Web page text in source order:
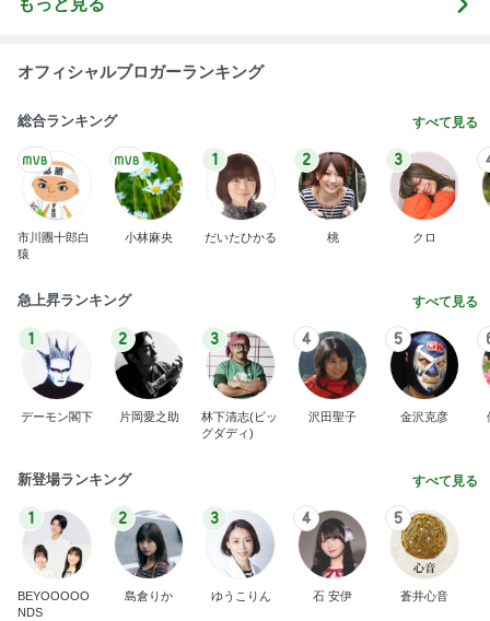
もっと見る
オフィシャルブロガーランキング
総合ランキング すべて見る
市川團十郎白
猿
小林麻央
1
だいたひかる
2
桃
3
クロ
急上昇ランキング すべて見る
1
デーモン閣下
2
片岡愛之助
3
林下清志(ビッ
グダディ)
4
沢田聖子
5
金沢克彦
新登場ランキング すべて見る
1
BEYOOOOO
NDS
2
島倉りか
3
ゆうこりん
4
石 安伊
5
蒼井心音